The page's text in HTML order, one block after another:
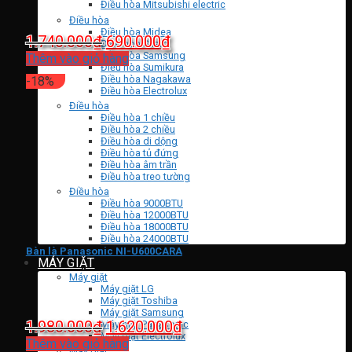
Điều hòa Mitsubishi electric
Điều hòa
Điều hòa Midea
Điều hòa Sharp
Điều hòa Samsung
Điều hòa Sumikura
Điều hòa Nagakawa
Điều hòa Electrolux
Điều hòa
Điều hòa 1 chiều
Điều hòa 2 chiều
Điều hòa di dộng
Điều hòa tủ đứng
Điều hòa âm trần
Điều hòa treo tường
Điều hòa
Điều hòa 9000BTU
Điều hòa 12000BTU
Điều hòa 18000BTU
Điều hòa 24000BTU
MÁY GIẶT
Máy giặt
Máy giặt LG
Máy giặt Toshiba
Máy giặt Samsung
Máy giặt Panasonic
Máy giặt Electrolux
1.740.000₫Giá
gốc
là:
1.740.000₫.
690.000₫Giá
hiện
tại
là:
690.000₫.
Thêm vào giỏ hàng
-18%
Bàn là Panasonic NI-U600CARA
1.980.000₫Giá
gốc
1.620.000₫Giá
hiện
Thêm vào giỏ hàng